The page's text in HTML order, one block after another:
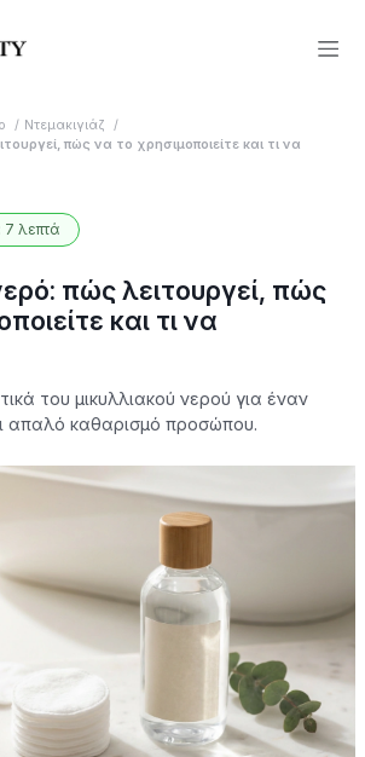
Ντεμακιγιάζ
πώς να το χρησιμοποιείτε και τι να
λεπτά
πώς λειτουργεί, πώς
και τι να
του μικυλλιακού νερού για έναν
απαλό καθαρισμό προσώπου.